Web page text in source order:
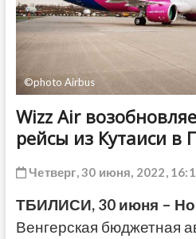
©photo Airbus
Wizz Air
рейсы из Кутаиси
Четверг, 30 июня, 2022,
ТБИЛИСИ, 30 июня –
Венгерская бюджетная